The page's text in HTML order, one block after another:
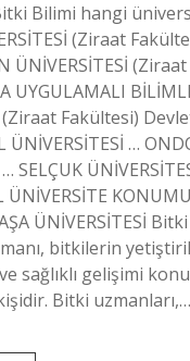
Bilimi hangi
(Ziraat
ÜNİVERSİTESİ
UYGULAMALI
(Ziraat Fakültesi)
ÜNİVERSİTESİ …
SELÇUK
ÜNİVERSİTE
ÜNİVERSİTESİ
bitkilerin
sağlıklı gelişimi
Bitki uzmanları,…